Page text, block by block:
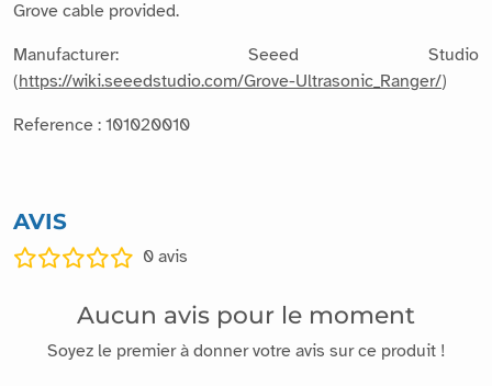
Grove cable provided.
Manufacturer: Seeed Studio
(https://wiki.seeedstudio.com/Grove-Ultrasonic_Ranger/)
Reference : 101020010
AVIS
0 avis
Aucun avis pour le moment
Soyez le premier à donner votre avis sur ce produit !